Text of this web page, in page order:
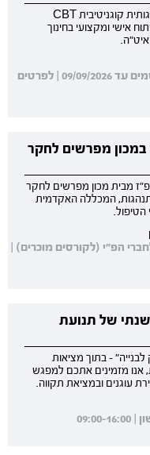
תוכנית דו-שנתית ללימודי פסיכותרפיה התנהגותית קוגניטיבית CBT
אישי ומקצועי בחינוך
1000ש"ח הנחה לקהילת בטיפולנט לנרשמים עד 09/09/2026 | לפרטים
מפרשים לחקר
מבית מכון מפרשים לחקר
המכללה האקדמית
הטיפול.
עד 14/08 | 20% הנחה לחברי הפ"י (לקורסים מוכרים) |
של תנועת
- בתוך מציאות
מזמינים אתכם למפגש
עוגנים ובמציאת תקווה.